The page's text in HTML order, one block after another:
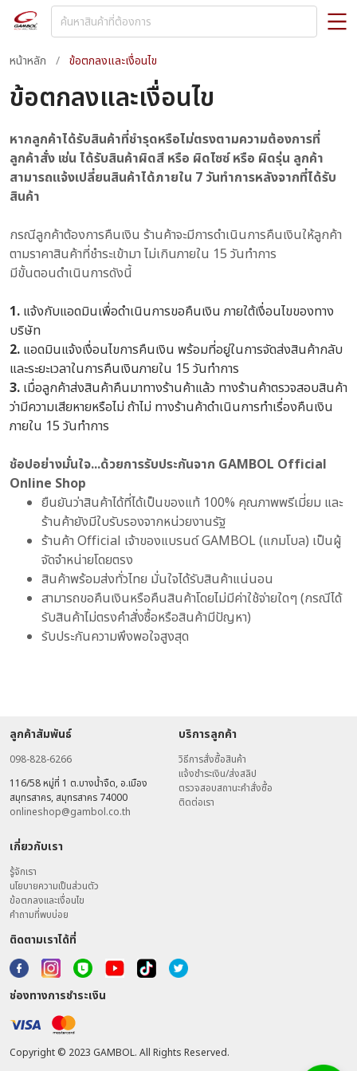
หน้าหลัก / ข้อตกลงและเงื่อนไข
ข้อตกลงและเงื่อนไข
หากลูกค้าได้รับสินค้าที่ชำรุดหรือไม่ตรงตามความต้องการที่
ลูกค้าสั่ง เช่น ได้รับสินค้าผิดสี หรือ ผิดไซซ์ หรือ ผิดรุ่น ลูกค้า
สามารถแจ้งเปลี่ยนสินค้าได้ภายใน 7 วันทำการหลังจากที่ได้รับ
สินค้า
กรณีลูกค้าต้องการคืนเงิน ร้านค้าจะมีการดำเนินการคืนเงินให้ลูกค้า
ตามราคาสินค้าที่ชำระเข้ามา ไม่เกินภายใน 15 วันทำการ
มีขั้นตอนดำเนินการดังนี้
1. แจ้งกับแอดมินเพื่อดำเนินการขอคืนเงิน ภายใต้เงื่อนไขของทาง
บริษัท
2. แอดมินแจ้งเงื่อนไขการคืนเงิน พร้อมที่อยู่ในการจัดส่งสินค้ากลับ
และระยะเวลาในการคืนเงินภายใน 15 วันทำการ
3. เมื่อลูกค้าส่งสินค้าคืนมาทางร้านค้าแล้ว ทางร้านค้าตรวจสอบสินค้า
ว่ามีความเสียหายหรือไม่ ถ้าไม่ ทางร้านค้าดำเนินการทำเรื่องคืนเงิน
ภายใน 15 วันทำการ
ช้อปอย่างมั่นใจ...ด้วยการรับประกันจาก GAMBOL Official
Online Shop
ยืนยันว่าสินค้าได้ที่ได้เป็นของแท้ 100% คุณภาพพรีเมี่ยม และ
ร้านค้ายังมีใบรับรองจากหน่วยงานรัฐ
ร้านค้า Official เจ้าของแบรนด์ GAMBOL (แกมโบล) เป็นผู้
จัดจำหน่ายโดยตรง
สินค้าพร้อมส่งทั่วไทย มั่นใจได้รับสินค้าแน่นอน
สามารถขอคืนเงินหรือคืนสินค้าโดยไม่มีค่าใช้จ่ายใดๆ (กรณีได้
รับสินค้าไม่ตรงคำสั่งซื้อหรือสินค้ามีปัญหา)
รับประกันความพึงพอใจสูงสุด
ลูกค้าสัมพันธ์
098-828-6266
116/58 หมู่ที่ 1 ต.บางน้ำจืด, อ.เมือง
สมุทรสาคร, สมุทรสาคร 74000
onlineshop@gambol.co.th
บริการลูกค้า
วิธีการสั่งซื้อสินค้า
แจ้งชำระเงิน/ส่งสลิป
ตรวจสอบสถานะคำสั่งซื้อ
ติดต่อเรา
เกี่ยวกับเรา
รู้จักเรา
นโยบายความเป็นส่วนตัว
ข้อตกลงและเงื่อนไข
คำถามที่พบบ่อย
ติดตามเราได้ที่
ช่องทางการชำระเงิน
Copyright © 2023 GAMBOL. All Rights Reserved.